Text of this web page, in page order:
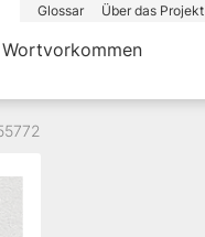
Glossar Über das Projekt
Wortvorkommen